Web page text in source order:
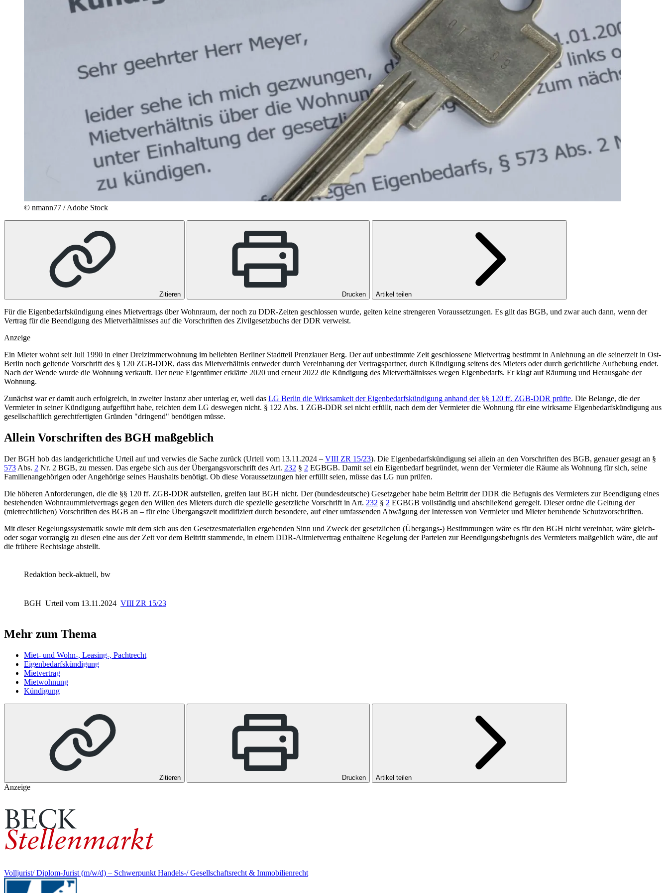
© nmann77 / Adobe Stock
Zitieren Drucken Artikel teilen
Für die Eigenbedarfskündigung eines Mietvertrags über Wohnraum, der noch zu DDR-Zeiten geschlossen wurde, gelten keine strengeren Voraussetzungen. Es gilt das BGB, und zwar auch dann, wenn der
Vertrag für die Beendigung des Mietverhältnisses auf die Vorschriften des Zivilgesetzbuchs der DDR verweist.
Anzeige
Ein Mieter wohnt seit Juli 1990 in einer Dreizimmerwohnung im beliebten Berliner Stadtteil Prenzlauer Berg. Der auf unbestimmte Zeit geschlossene Mietvertrag bestimmt in Anlehnung an die seinerzeit in Ost-
Berlin noch geltende Vorschrift des § 120 ZGB-DDR, dass das Mietverhältnis entweder durch Vereinbarung der Vertragspartner, durch Kündigung seitens des Mieters oder durch gerichtliche Aufhebung endet.
Nach der Wende wurde die Wohnung verkauft. Der neue Eigentümer erklärte 2020 und erneut 2022 die Kündigung des Mietverhältnisses wegen Eigenbedarfs. Er klagt auf Räumung und Herausgabe der
Wohnung.
Zunächst war er damit auch erfolgreich, in zweiter Instanz aber unterlag er, weil das LG Berlin die Wirksamkeit der Eigenbedarfskündigung anhand der §§ 120 ff. ZGB-DDR prüfte. Die Belange, die der
Vermieter in seiner Kündigung aufgeführt habe, reichten dem LG deswegen nicht. § 122 Abs. 1 ZGB-DDR sei nicht erfüllt, nach dem der Vermieter die Wohnung für eine wirksame Eigenbedarfskündigung aus
gesellschaftlich gerechtfertigten Gründen "dringend" benötigen müsse.
Allein Vorschriften des BGH maßgeblich
DerBGH hob das landgerichtliche Urteil auf und verwies die Sache zurück (Urteil vom 13.11.2024 – VIII ZR 15/23). Die Eigenbedarfskündigung sei allein an den Vorschriften des BGB, genauer gesagt an §
573 Abs. 2 Nr. 2 BGB, zu messen. Das ergebe sich aus der Übergangsvorschrift des Art. 232 § 2 EGBGB. Damit sei ein Eigenbedarf begründet, wenn der Vermieter die Räume als Wohnung für sich, seine
Familienangehörigen oder Angehörige seines Haushalts benötigt. Ob diese Voraussetzungen hier erfüllt seien, müsse das LG nun prüfen.
Die höheren Anforderungen, die die §§ 120 ff. ZGB-DDR aufstellen, greifen laut BGH nicht. Der (bundesdeutsche) Gesetzgeber habe beim Beitritt der DDR die Befugnis des Vermieters zur Beendigung eines
bestehenden Wohnraummietvertrags gegen den Willen des Mieters durch die spezielle gesetzliche Vorschrift in Art. 232 § 2 EGBGB vollständig und abschließend geregelt. Dieser ordne die Geltung der
(mietrechtlichen) Vorschriften des BGB an – für eine Übergangszeit modifiziert durch besondere, auf einer umfassenden Abwägung der Interessen von Vermieter und Mieter beruhende Schutzvorschriften.
Mit dieser Regelungssystematik sowie mit dem sich aus den Gesetzesmaterialien ergebenden Sinn und Zweck der gesetzlichen (Übergangs-) Bestimmungen wäre es für den BGH nicht vereinbar, wäre gleich-
oder sogar vorrangig zu diesen eine aus der Zeit vor dem Beitritt stammende, in einem DDR-Altmietvertrag enthaltene Regelung der Parteien zur Beendigungsbefugnis des Vermieters maßgeblich wäre, die auf
die frühere Rechtslage abstellt.
Redaktion beck-aktuell, bw
BGH Urteil vom 13.11.2024 VIII ZR 15/23
Mehr zum Thema
Miet- und Wohn-, Leasing-, Pachtrecht
Eigenbedarfskündigung
Mietvertrag
Mietwohnung
Kündigung
Zitieren Drucken Artikel teilen
Anzeige
Volljurist/ Diplom-Jurist (m/w/d) – Schwerpunkt Handels-/ Gesellschaftsrecht & Immobilienrecht